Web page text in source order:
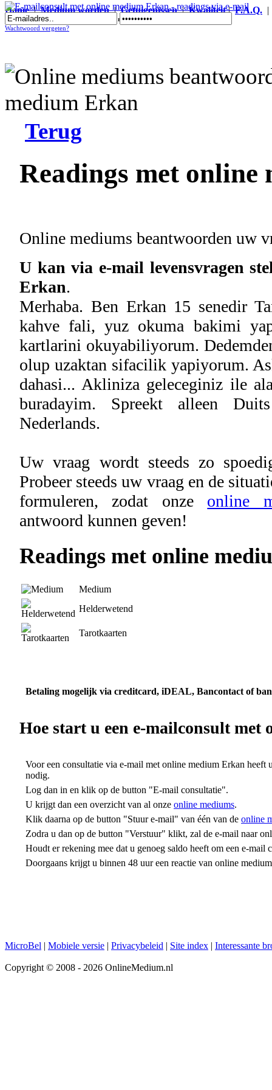
Home|Medium worden|Getuigenissen|Kwaliteit|F.A.Q.
E-mailconsult met online medium Erkan - readings via e-mail
Wachtwoord vergeten?
Terug
Readings met
Online mediums beantwoorden uw
U kan via e-mail levensvragen
Erkan.
Merhaba. Ben Erkan 15 senedir
kahve fali, yuz okuma bakimi
kartlarini okuyabiliyorum.
olup uzaktan sifacilik yapiyorum.
dahasi... Akliniza geleceginiz ile
buradayim. Spreekt alleen
Nederlands.
Uw vraag wordt steeds zo
Probeer steeds uw vraag en de
formuleren, zodat onze online
antwoord kunnen geven!
Readings met online
Medium
Helderwetend
Tarotkaarten
Betaling mogelijk via creditcard, iDEAL, Bancontact of
Hoe start u een e-mailconsultmet
Voor een consultatie via e-mail met online medium Erkan heeft
nodig.
Log dan in en klik op de button "E-mail consultatie".
U krijgt dan een overzicht van al onze online mediums.
Klik daarna op de button "Stuur e-mail" van één van de online
Zodra u dan op de button "Verstuur" klikt, zal de e-mail naar
Houdt er rekening mee dat u genoeg saldo heeft om een e-mail
Doorgaans krijgt u binnen 48 uur een reactie van online
MicroBel | Mobiele versie | Privacybeleid | Site index | Interessante
Copyright © 2008 - 2026 OnlineMedium.nl